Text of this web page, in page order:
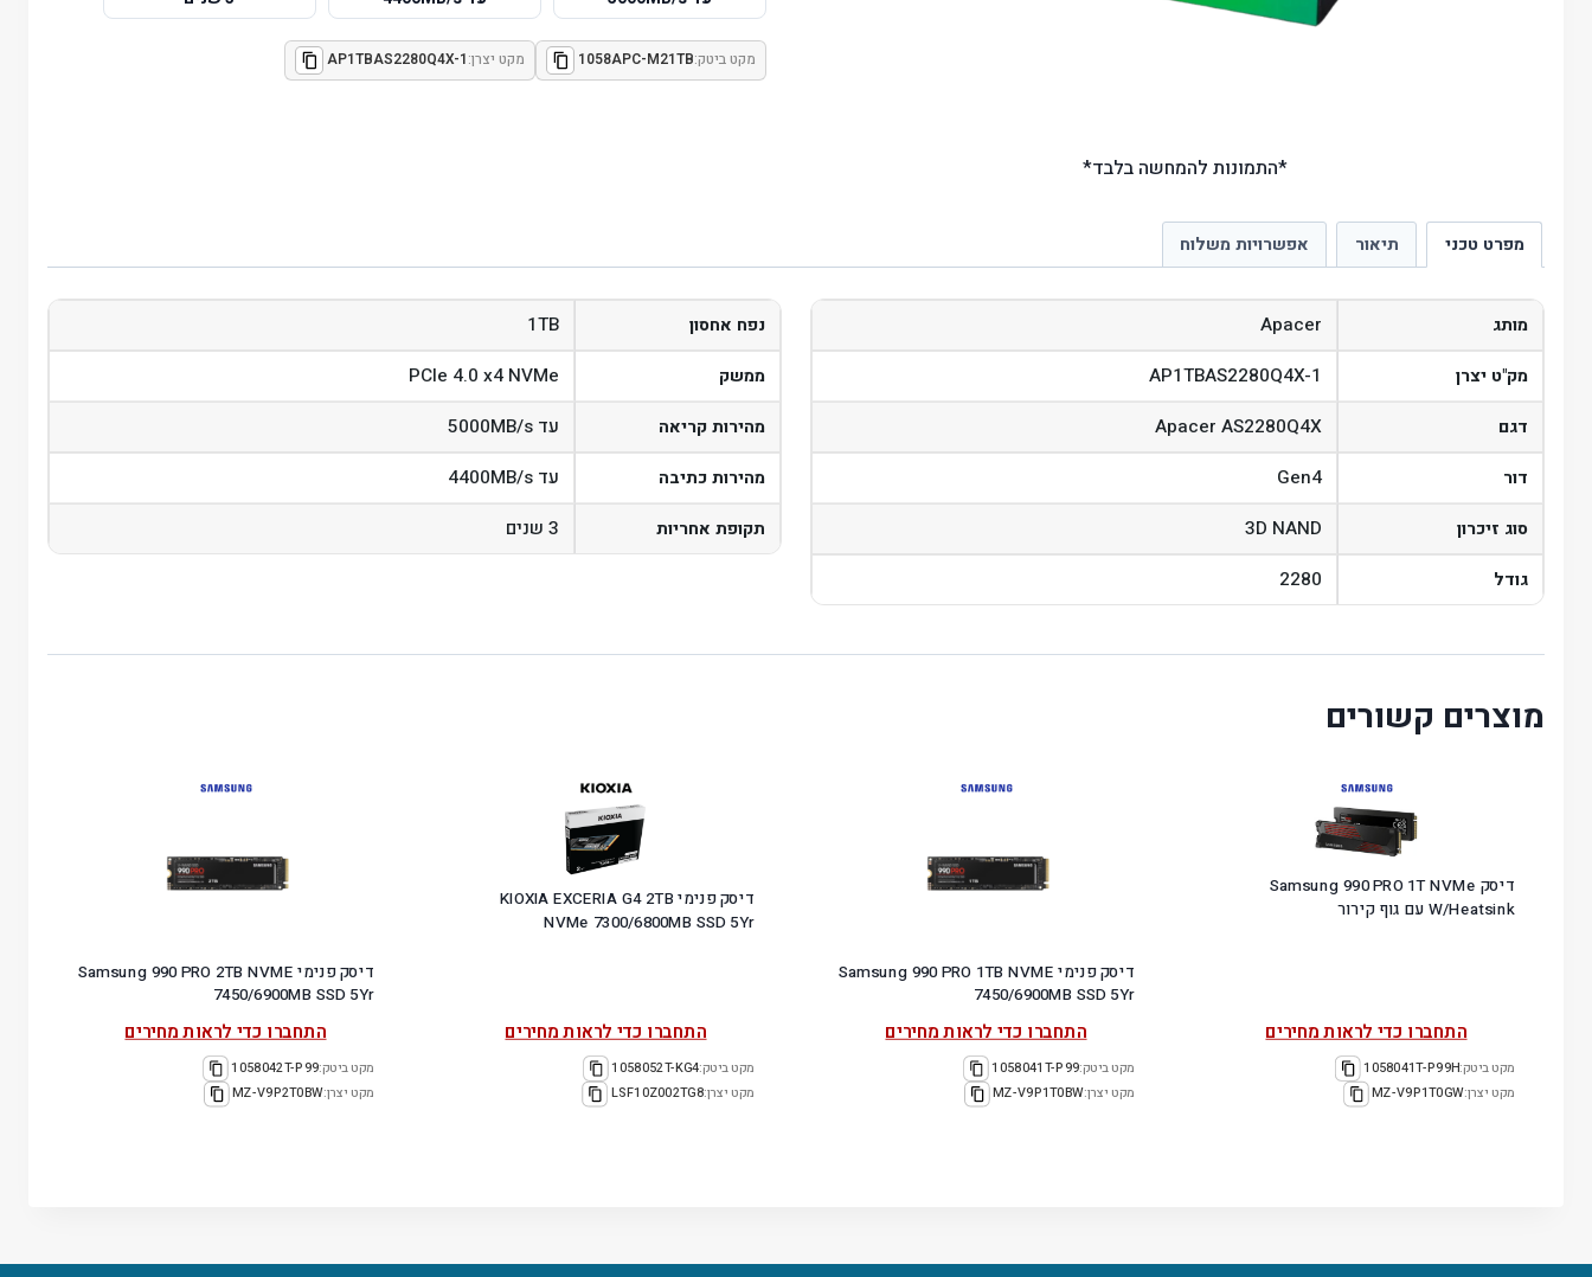
*התמונות להמחשה בלבד*
מקט ביטק:1058APC-M21TB מקט יצרן:AP1TBAS2280Q4X-1
מפרט טכני תיאור אפשרויות משלוח
מותג Apacer
מק"ט יצרן AP1TBAS2280Q4X-1
דגם Apacer AS2280Q4X
דור Gen4
סוג זיכרון 3D NAND
גודל 2280
נפח אחסון 1TB
ממשק PCIe 4.0 x4 NVMe
מהירות קריאה עד 5000MB/s
מהירות כתיבה עד 4400MB/s
תקופת אחריות 3 שנים
מוצרים קשורים
דיסק Samsung 990 PRO 1T NVMe
W/Heatsink עם גוף קירור
התחברו כדי לראות מחירים
מקט ביטק:1058041T-P99H
מקט יצרן:MZ-V9P1T0GW
דיסק פנימי Samsung 990 PRO 1TB NVME
7450/6900MB SSD 5Yr
התחברו כדי לראות מחירים
מקט ביטק:1058041T-P99
מקט יצרן:MZ-V9P1T0BW
דיסק פנימי KIOXIA EXCERIA G4 2TB
NVMe 7300/6800MB SSD 5Yr
התחברו כדי לראות מחירים
מקט ביטק:1058052T-KG4
מקט יצרן:LSF10Z002TG8
דיסק פנימי Samsung 990 PRO 2TB NVME
7450/6900MB SSD 5Yr
התחברו כדי לראות מחירים
מקט ביטק:1058042T-P99
מקט יצרן:MZ-V9P2T0BW